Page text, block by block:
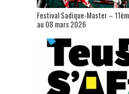
Festival Sadique-Master –
au 08 mars 2026